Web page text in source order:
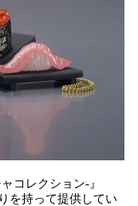
コレクション-』
を持って提供してい